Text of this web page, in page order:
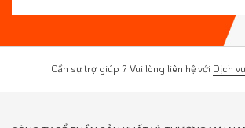
Cần sự trợ giúp ? Vui lòng liên hệ với Dịch